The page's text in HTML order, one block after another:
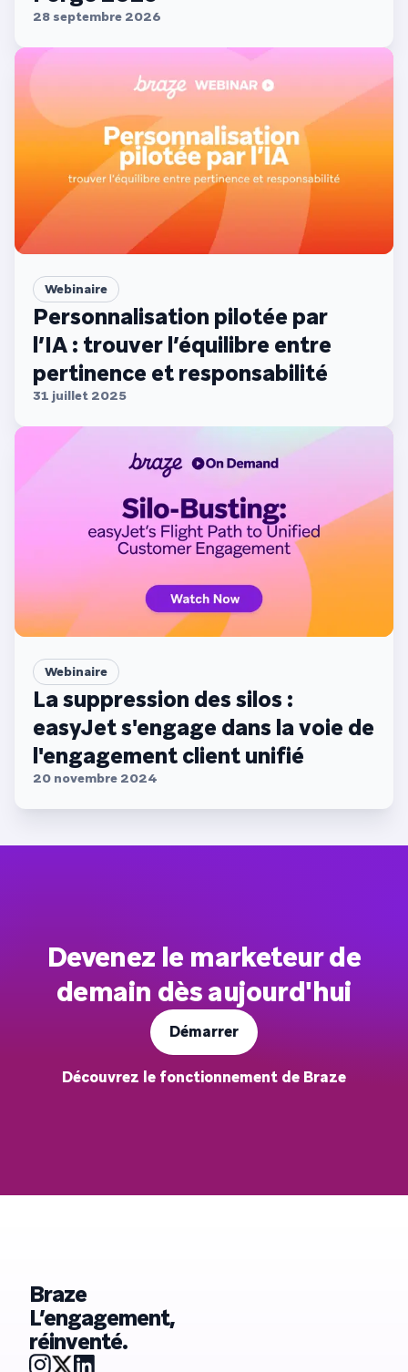
28 septembre 2026
Webinaire
Personnalisation pilotée par
l’IA : trouver l’équilibre entre
pertinence et responsabilité
31 juillet 2025
Webinaire
La suppression des silos :
easyJet s'engage dans la voie de
l'engagement client unifié
20 novembre 2024
Devenez le marketeur de
demain dès aujourd'hui
Démarrer
Découvrez le fonctionnement de Braze
Braze
L’engagement,
réinventé.